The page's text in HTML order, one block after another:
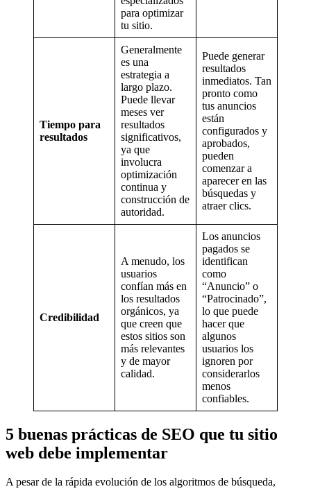
para optimizar
tu sitio.
Tiempo para
resultados
Generalmente
es una
estrategia a
largo plazo.
Puede llevar
meses ver
resultados
significativos,
ya que
involucra
optimización
continua y
construcción de
autoridad.
Puede generar
resultados
inmediatos. Tan
pronto como
tus anuncios
están
configurados y
aprobados,
pueden
comenzar a
aparecer en las
búsquedas y
atraer clics.
Credibilidad
A menudo, los
usuarios
confían más en
los resultados
orgánicos, ya
que creen que
estos sitios son
más relevantes
y de mayor
calidad.
Los anuncios
pagados se
identifican
como
“Anuncio” o
“Patrocinado”,
lo que puede
hacer que
algunos
usuarios los
ignoren por
considerarlos
menos
confiables.
5 buenas prácticas de SEO que tu sitio
web debe implementar
A pesar de la rápida evolución de los algoritmos de búsqueda,